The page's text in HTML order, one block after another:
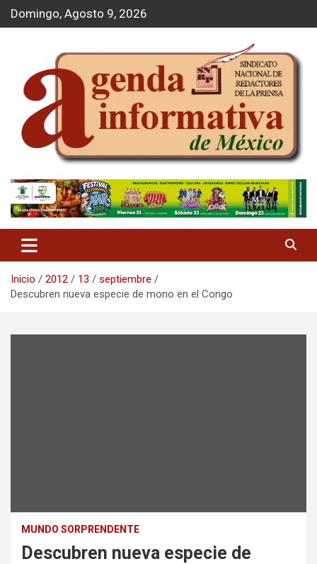
d
Domingo, Agosto 9, 2026
Agenda Informativa
Inicio 2012 13
septiembre
Descubren nueva especie de mono en el Congo
MUNDO SORPRENDENTE
Descubren nueva especie de